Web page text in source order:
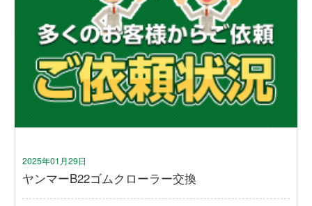
2025年01月29日
ヤンマーB22ゴムクローラー交換